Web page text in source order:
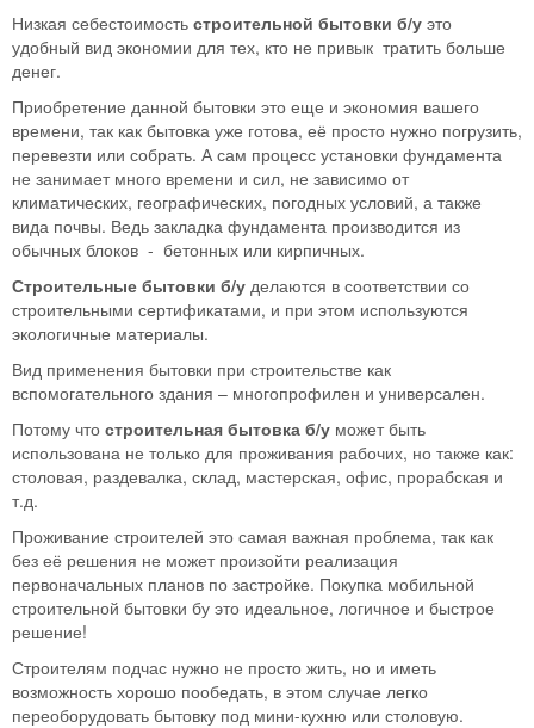
Низкая себестоимость строительной бытовки б/у это
удобный вид экономии для тех, кто не привык тратить больше
денег.
Приобретение данной бытовки это еще и экономия вашего
времени, так как бытовка уже готова, её просто нужно погрузить,
перевезти или собрать. А сам процесс установки фундамента
не занимает много времени и сил, не зависимо от
климатических, географических, погодных условий, а также
вида почвы. Ведь закладка фундамента производится из
обычных блоков - бетонных или кирпичных.
Строительные бытовки б/у делаются в соответствии со
строительными сертификатами, и при этом используются
экологичные материалы.
Вид применения бытовки при строительстве как
вспомогательного здания – многопрофилен и универсален.
Потому что строительная бытовка б/у может быть
использована не только для проживания рабочих, но также как:
столовая, раздевалка, склад, мастерская, офис, прорабская и
т.д.
Проживание строителей это самая важная проблема, так как
без её решения не может произойти реализация
первоначальных планов по застройке. Покупка мобильной
строительной бытовки бу это идеальное, логичное и быстрое
решение!
Строителям подчас нужно не просто жить, но и иметь
возможность хорошо пообедать, в этом случае легко
переоборудовать бытовку под мини-кухню или столовую.